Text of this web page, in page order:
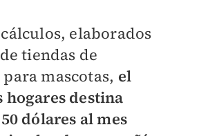
cálculos, elaborados
tiendas de
mascotas, el
hogares destina
dólares al mes